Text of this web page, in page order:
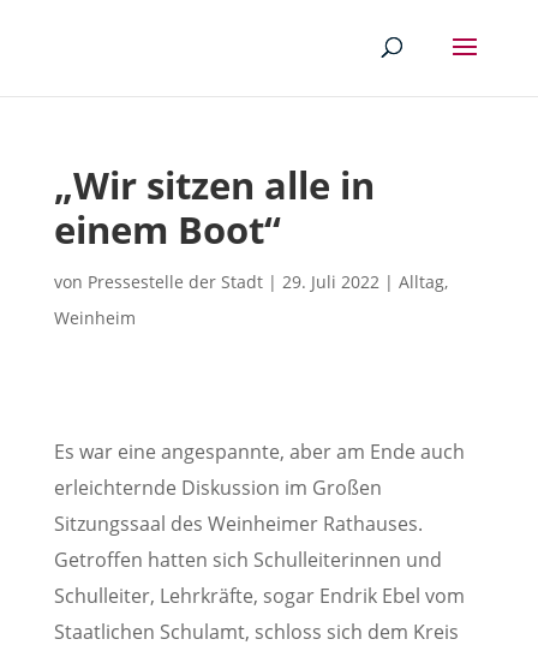
„Wir sitzen alle in
einem Boot“
von Pressestelle der Stadt| 29. Juli 2022| Alltag,
Weinheim
Es war eine angespannte, aber am Ende auch
erleichternde Diskussion im Großen
Sitzungssaal des Weinheimer Rathauses.
Getroffen hatten sich Schulleiterinnen und
Schulleiter, Lehrkräfte, sogar Endrik Ebel vom
Staatlichen Schulamt, schloss sich dem Kreis